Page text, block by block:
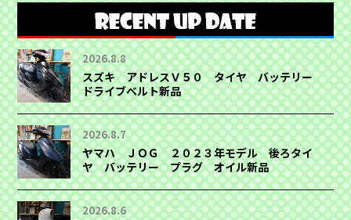
2026.8.8
スズキ アドレスＶ５０ タイヤ バッテリー
ドライブベルト新品
2026.8.7
ヤマハ ＪＯＧ ２０２３年モデル 後ろタイ
ヤ バッテリー プラグ オイル新品
2026.8.6